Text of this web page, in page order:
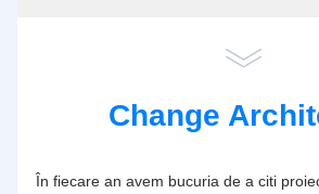
Change
În fiecare an avem bucuria de a citi